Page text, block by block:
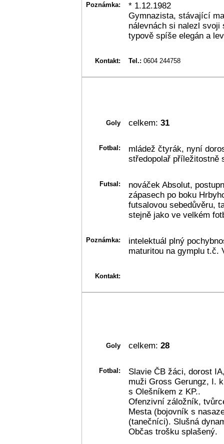
Poznámka:
* 1.12.1982
Gymnazista, stávající
nálevnách si nalezl svoji
typově spíše elegán a
Kontakt: Tel.: 0604 244758
Goly celkem: 31
Fotbal:
mládež čtyrák, nyní
středopolař příležitostně
Futsal:
nováček Absolut,
zápasech po boku
futsalovou sebedůvěru,
stejně jako ve velkém
Poznámka:
intelektuál plný
maturitou na gymplu t.č.
Kontakt:
Goly celkem: 28
Fotbal:
Slavie ČB žáci, dorost
muži Gross Gerungz, I.
s Olešníkem z KP..
Ofenzivní záložník,
Mesta (bojovník s
(tanečníci). Slušná
Občas trošku splašený.